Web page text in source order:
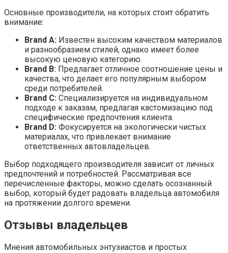
Основные производители, на которых стоит обратить
внимание:
Brand A: Известен высоким качеством материалов
и разнообразием стилей, однако имеет более
высокую ценовую категорию.
Brand B: Предлагает отличное соотношение цены и
качества, что делает его популярным выбором
среди потребителей.
Brand C: Специализируется на индивидуальном
подходе к заказам, предлагая кастомизацию под
специфические предпочтения клиента.
Brand D: Фокусируется на экологически чистых
материалах, что привлекает внимание
ответственных автовладельцев.
Выбор подходящего производителя зависит от личных
предпочтений и потребностей. Рассматривая все
перечисленные факторы, можно сделать осознанный
выбор, который будет радовать владельца автомобиля
на протяжении долгого времени.
Отзывы владельцев
Мнения автомобильных энтузиастов и простых